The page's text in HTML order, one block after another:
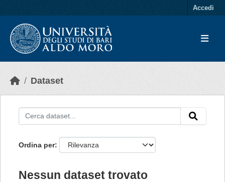
Accedi
Dataset
Ordina per
Nessun dataset trovato